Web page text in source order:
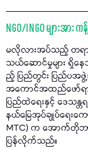
NGO/INGO များအာ
မလိုလားအပ်သည့် တရား
သယ်ဆောင်မှုများ ရှိ
ည့် ပြည်တွင်း ပြည်ပအဖွဲ့
အကောင်အထည်ဖော်ရ
ပြည်ထဲရေးနှင့် ဒေသန္
နယ်မြေအုပ်ချုပ်ရေးက
MTC) က အောက်တိုဘ
ပြန်လိုက်သည်။